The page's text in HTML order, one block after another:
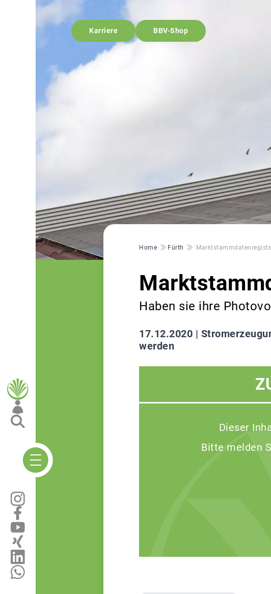
Karriere BBV-Shop
Pfadnavigation
Home Fürth
Haben sie ihre
17.12.2020 |
werden
Dieser
Bitte melden